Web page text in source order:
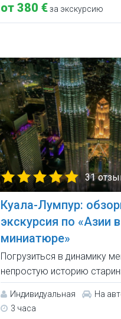
от 380 €за экскурсию
31
Куала-Лумпур:
экскурсия по «Азии в
миниатюре»
Погрузиться в динамику
непростую историю
Индивидуальная
На
3 часа